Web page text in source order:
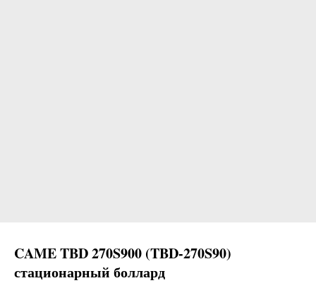
CAME TBD 270S900 (TBD-270S90)
стационарный боллард